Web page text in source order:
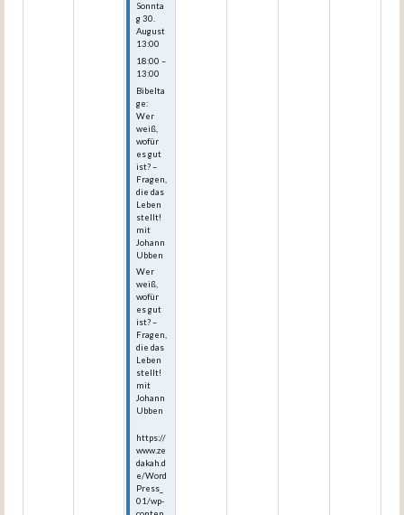
Sonnta
g30.
August
13:00
18:00 –
13:00
Bibelta
ge:
Wer
weiß,
wofür
es gut
ist? –
Fragen,
die das
Leben
stellt!
mit
Johann
Ubben
Wer
weiß,
wofür
es gut
ist? –
Fragen,
die das
Leben
stellt!
mit
Johann
Ubben
https://
www.ze
dakah.d
e/Word
Press_
01/wp-